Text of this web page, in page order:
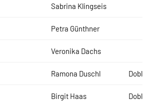
Sabrina Klingseis
Petra Günthner
Veronika Dachs
Ramona Duschl
Birgit Haas